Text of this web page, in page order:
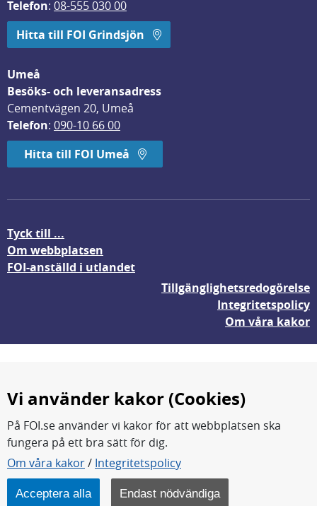
Telefon: 08-555 030 00
Hitta till FOI Grindsjön
Umeå
Besöks- och leveransadress
Cementvägen 20, Umeå
Telefon: 090-10 66 00
Hitta till FOI Umeå
Tyck till ...
Om webbplatsen
FOI-anställd i utlandet
Tillgänglighetsredogörelse
Integritetspolicy
Om våra kakor
FOI forskar för en säkrare värld.
FOI:s kärnverksamhet är forskning, metod- och
teknikutveckling samt analyser och studier.
Myndigheten ligger under Försvarsdepartementet.
Vi använder kakor (Cookies)
På FOI.se använder vi kakor för att webbplatsen ska
fungera på ett bra sätt för dig.
Om våra kakor/ Integritetspolicy
Acceptera alla Endast nödvändiga